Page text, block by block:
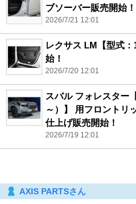
ブソーバー販売開始！
2026/7/21 12:01
レクサス LM【型式
始！
2026/7/20 12:01
スバル フォレスター
～）】 用フロントリ
仕上げ販売開始！
2026/7/19 12:01
AXIS PARTSさん